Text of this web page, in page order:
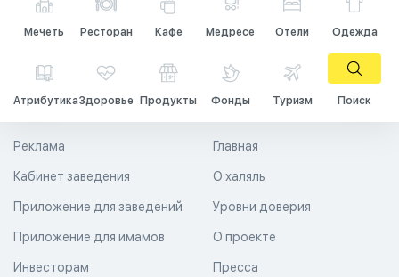
Мечеть Ресторан Кафе Медресе Отели Одежда
АтрибутикаЗдоровье Продукты Фонды Туризм Поиск
Главная
О халяль
Уровни доверия
Реклама
Кабинет заведения
Приложение для заведений
Приложение для имамов О проекте
Пресса
Инвесторам